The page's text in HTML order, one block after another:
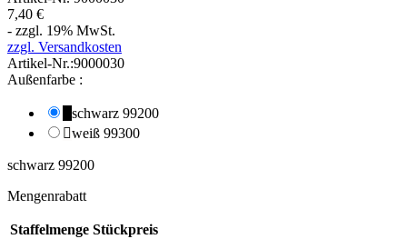
7,40 €
- zzgl. 19% MwSt.
zzgl. Versandkosten
Artikel-Nr.:9000030
Außenfarbe :
schwarz 99200
schwarz 99200
weiß 99300
weiß 99300
schwarz 99200
Mengenrabatt
Staffelmenge Stückpreis